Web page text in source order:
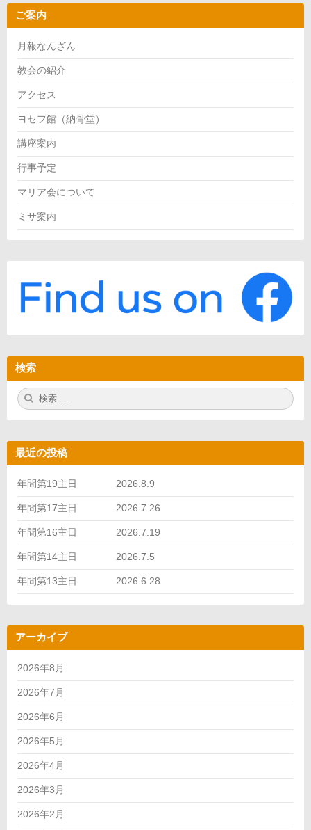
ご案内
月報なんざん
教会の紹介
アクセス
ヨセフ館（納骨堂）
講座案内
行事予定
マリア会について
ミサ案内
検索
検
索:
最近の投稿
年間第19主日 2026.8.9
年間第17主日 2026.7.26
年間第16主日 2026.7.19
年間第14主日 2026.7.5
年間第13主日 2026.6.28
アーカイブ
2026年8月
2026年7月
2026年6月
2026年5月
2026年4月
2026年3月
2026年2月